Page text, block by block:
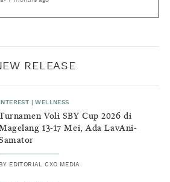
RELEASE
INTEREST |WELLNESS
Voli SBY Cup 2026 di
13-17 Mei, Ada LavAni-
BY EDITORIAL CXO MEDIA